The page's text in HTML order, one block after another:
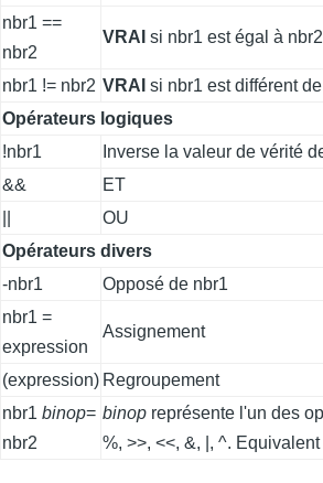
nbr1 ==
nbr2
VRAI si nbr1 est égal à nbr2
nbr1 != nbr2 VRAI si nbr1 est différent
Opérateurs logiques
!nbr1
Inverse la valeur de vérité
&&
ET
OU
Opérateurs divers
-nbr1
Opposé de nbr1
nbr1 =
expression
Assignement
(expression) Regroupement
nbr1 binop=
nbr2
binop représente l'un des
%, >>, <<, &, |, ^.